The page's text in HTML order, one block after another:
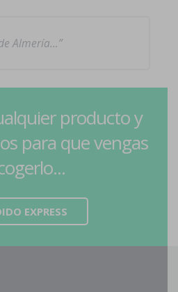
Almería…
producto y
para que vengas
EXPRESS